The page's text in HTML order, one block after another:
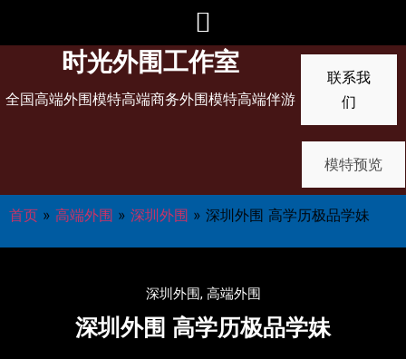
时光外围工作室
全国高端外围模特高端商务外围模特高端伴游
联系我
们
模特预览
首页 » 高端外围 » 深圳外围 » 深圳外围 高学历极品学妹
深圳外围, 高端外围
深圳外围 高学历极品学妹